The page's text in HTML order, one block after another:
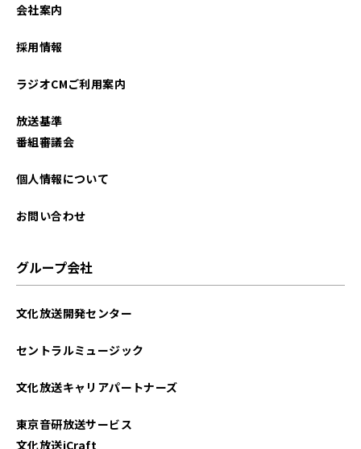
会社案内
採用情報
ラジオCMご利用案内
放送基準
番組審議会
個人情報について
お問い合わせ
グループ会社
文化放送開発センター
セントラルミュージック
文化放送キャリアパートナーズ
東京音研放送サービス
文化放送iCraft